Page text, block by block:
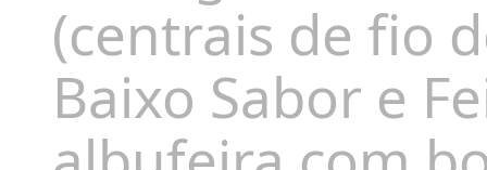
(centrais de fio
Baixo Sabor e